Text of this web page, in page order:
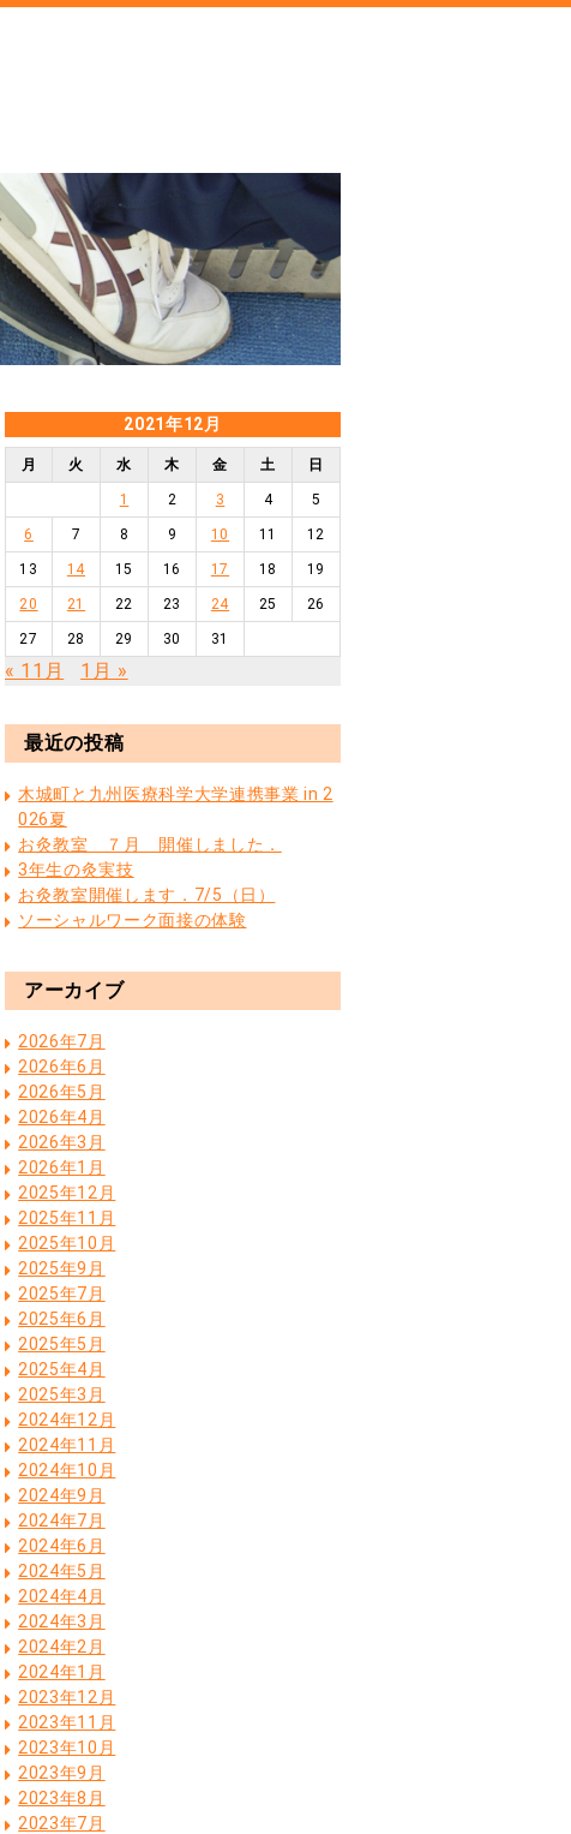
2021年12月
月 火 水 木 金 土 日
1 2 3 4 5
6 7 8 9 10 11 12
13 14 15 16 17 18 19
20 21 22 23 24 25 26
27 28 29 30 31
« 11月 1月 »
最近の投稿
木城町と九州医療科学大学連携事業 in 2
026夏
お灸教室 ７月 開催しました．
3年生の灸実技
お灸教室開催します．7/5（日）
ソーシャルワーク面接の体験
アーカイブ
2026年7月
2026年6月
2026年5月
2026年4月
2026年3月
2026年1月
2025年12月
2025年11月
2025年10月
2025年9月
2025年7月
2025年6月
2025年5月
2025年4月
2025年3月
2024年12月
2024年11月
2024年10月
2024年9月
2024年7月
2024年6月
2024年5月
2024年4月
2024年3月
2024年2月
2024年1月
2023年12月
2023年11月
2023年10月
2023年9月
2023年8月
2023年7月